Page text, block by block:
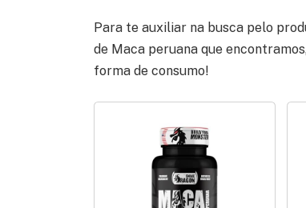
Para te auxiliar na busca pelo
de Maca peruana que
forma de consumo!